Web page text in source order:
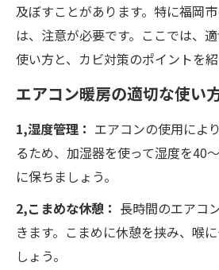
及ぼすことがあります。特に福岡
は、注意が必要です。ここでは、
使い方と、カビ対策のポイントを紹
エアコン暖房の適切な使い
1,湿度管理： エアコンの使用によ
るため、加湿器を使って湿度を40
に保ちましょう。
2,こまめな休憩： 長時間のエアコ
きます。こまめに休憩を挟み、喉
しょう。